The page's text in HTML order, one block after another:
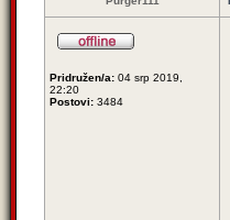
Pridružen/a: 04 srp 2019,
22:20
Postovi: 3484